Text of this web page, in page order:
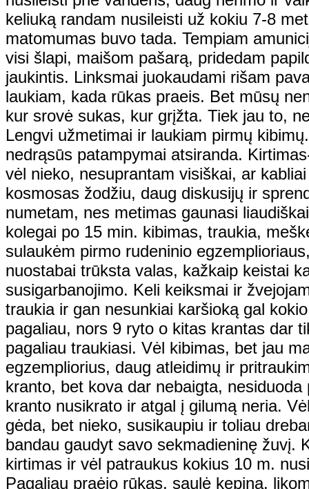
keliuką randam nusileisti už kokiu 7-8
matomumas buvo tada. Tempiam
visi šlapi, maišom pašarą, pridedam
jaukintis. Linksmai juokaudami rišam
laukiam, kada rūkas praeis. Bet mūsų
kur srovė sukas, kur grįžta. Tiek jau to,
Lengvi užmetimai ir laukiam pirmų
nedrąsūs patampymai atsiranda.
vėl nieko, nesuprantam visiškai, ar
kosmosas žodžiu, daug diskusijų ir
numetam, nes metimas gaunasi
kolegai po 15 min. kibimas, traukia,
sulaukėm pirmo rudeninio
nuostabai trūksta valas, kažkaip keistai
susigarbanojimo. Keli keiksmai ir
traukia ir gan nesunkiai karšioką gal
pagaliau, nors 9 ryto o kitas krantas dar
pagaliau traukiasi. Vėl kibimas, bet jau
egzempliorius, daug atleidimų ir
kranto, bet kova dar nebaigta,
kranto nusikrato ir atgal į gilumą neria.
gėda, bet nieko, susikaupiu ir toliau
bandau gaudyt savo sekmadieninę žuvį.
kirtimas ir vėl patraukus kokius 10 m.
Pagaliau praėjo rūkas, saulė kepina,